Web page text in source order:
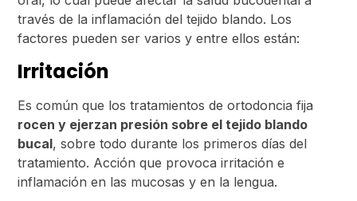
través de la inflamación del tejido blando. Los
factores pueden ser varios y entre ellos están:
Irritación
Es común que los tratamientos de ortodoncia fija
rocen y ejerzan presión sobre el tejido blando
bucal, sobre todo durante los primeros días del
tratamiento. Acción que provoca irritación e
inflamación en las mucosas y en la lengua.